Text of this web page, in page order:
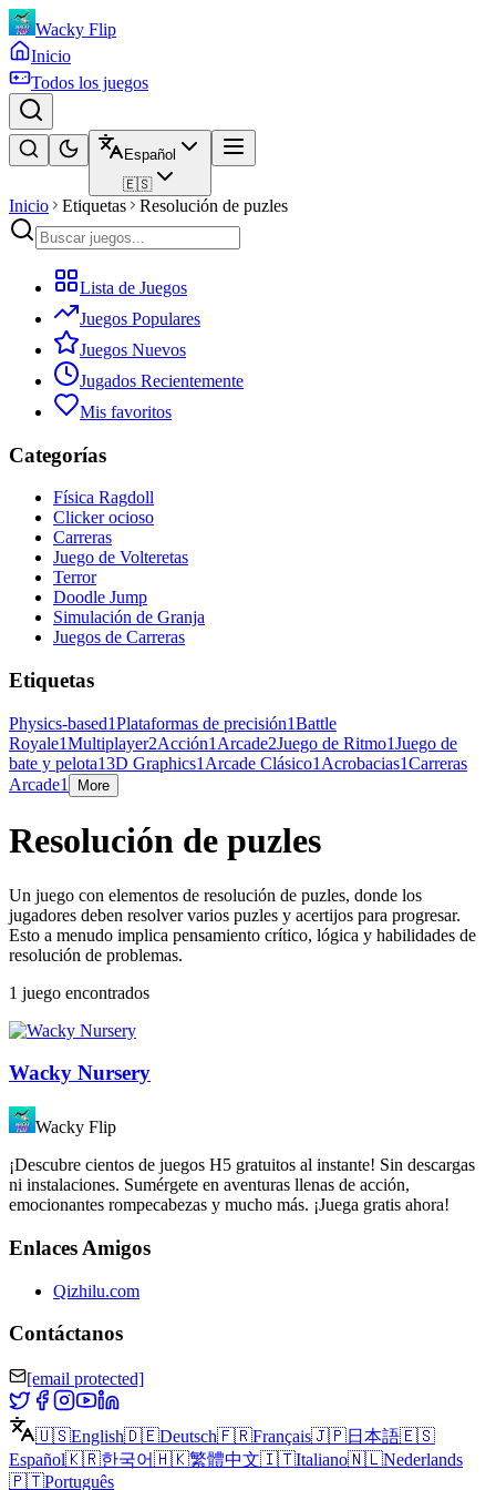
Wacky Flip
Inicio
Todos los juegos
Español
🇪🇸
Inicio Etiquetas Resolución de puzles
Lista de Juegos
Juegos Populares
Juegos Nuevos
Jugados Recientemente
Mis favoritos
Categorías
Física Ragdoll
Clicker ocioso
Carreras
Juego de Volteretas
Terror
Doodle Jump
Simulación de Granja
Juegos de Carreras
Etiquetas
Physics-based1Plataformas de precisión1Battle
Royale1Multiplayer2Acción1 Arcade2Juego de Ritmo1Juego de
bate y pelota13D Graphics1 Arcade Clásico1 Acrobacias1Carreras
Arcade1 More
Resolución de puzles
Un juego con elementos de resolución de puzles, donde los
jugadores deben resolver varios puzles y acertijos para progresar.
Esto a menudo implica pensamiento crítico, lógica y habilidades de
resolución de problemas.
1 juego encontrados
Wacky Nursery
Wacky Flip
¡Descubre cientos de juegos H5 gratuitos al instante! Sin descargas
ni instalaciones. Sumérgete en aventuras llenas de acción,
emocionantes rompecabezas y mucho más. ¡Juega gratis ahora!
Enlaces Amigos
Qizhilu.com
Contáctanos
[email protected]
🇺🇸English🇩🇪Deutsch🇫🇷Français🇯🇵日本語🇪🇸
Español🇰🇷한국어🇭🇰繁體中文🇮🇹Italiano🇳🇱Nederlands
🇵🇹Português